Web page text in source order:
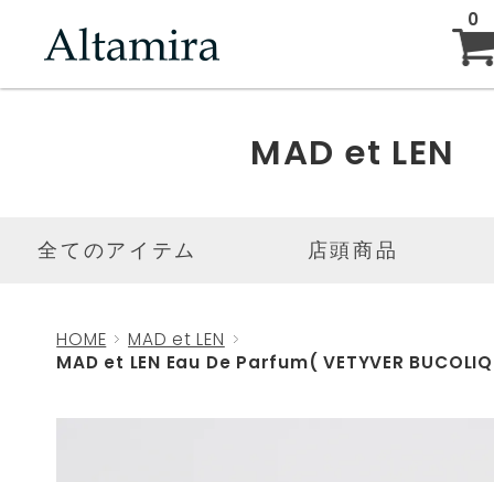
0
ABOUT
MAD et LEN
全てのアイテム 店頭商品
HOME
MAD et LEN
MAD et LEN Eau De Parfum( VETYVER